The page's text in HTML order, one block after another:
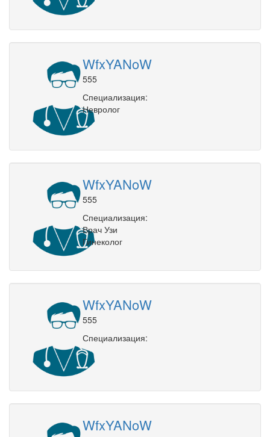
WfxYANoW
555
Специализация:
Невролог
WfxYANoW
555
Специализация:
Врач Узи
Гинеколог
WfxYANoW
555
Специализация:
WfxYANoW